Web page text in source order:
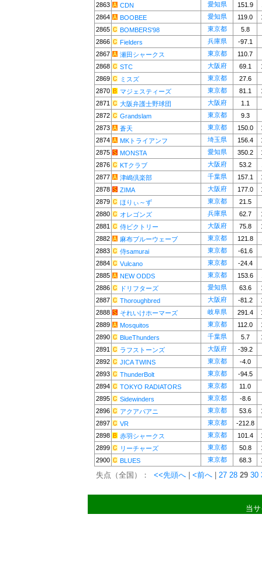
2863
CDN 愛知県 151.9
2864
BOOBEE 愛知県 119.0
2865
BOMBERS'98 東京都
5.8
2866
Fielders 兵庫県
-97.1
2867
瀬田シャークス 東京都
110.7
2868
STC 大阪府 69.1
2869
ミスズ 東京都
27.6
2870
マジェスティーズ 東京都 81.1
2871
大阪弁護士野球団 大阪府
1.1
2872
Grandslam 東京都
9.3
2873
蒼天 東京都 150.0
2874
MKトライアンフ 埼玉県 156.4
2875
MONSTA 愛知県 350.2
2876
KTクラブ 大阪府 53.2
2877
津嶋倶楽部 千葉県 157.1
2878
ZIMA 大阪府 177.0
2879
ほりぃ～ず 東京都
21.5
2880
オレゴンズ 兵庫県 62.7
2881
侍ビクトリー 大阪府 75.8
2882
麻布ブルーウェーブ 東京都 121.8
2883
侍samurai 東京都
-61.6
2884
Vulcano 東京都
-24.4
2885
NEW ODDS 東京都 153.6
2886
ドリフターズ 愛知県 63.6
2887
Thoroughbred 大阪府 -81.2
2888
それいけホーマーズ 岐阜県 291.4
2889
Mosquitos 東京都 112.0
2890
BlueThunders 千葉県 5.7
2891
ラフストーンズ 大阪府
-39.2
2892
JICA TWINS 東京都
-4.0
2893
ThunderBolt 東京都
-94.5
2894
TOKYO RADIATORS 東京都
11.0
2895
Sidewinders 東京都
-8.6
2896
アクアパアニ 東京都 53.6
2897
VR 東京都
-212.8
2898
赤羽シャークス 東京都 101.4
2899
リーチャーズ 東京都 50.8
2900
BLUES 東京都 68.3
失点（全国）： <<先頭へ <前へ 27 28 29 30
当